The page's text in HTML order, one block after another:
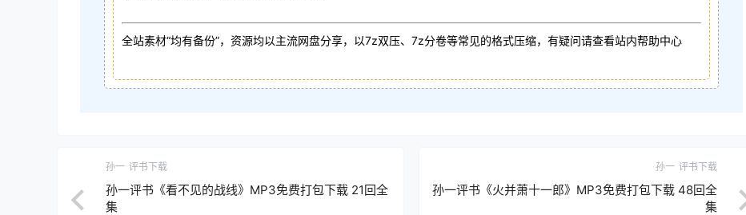
全站素材“均有备份”，资源均以主流网盘分享，以7z双压、7z分卷等常见的格式压缩，有疑问请查看站内帮助中心
孙一 评书下载
孙一评书《看不见的战线》MP3免费打包下载 21回全
集
孙一 评书下载
孙一评书《火并萧十一郎》MP3免费打包下载 48回全
集